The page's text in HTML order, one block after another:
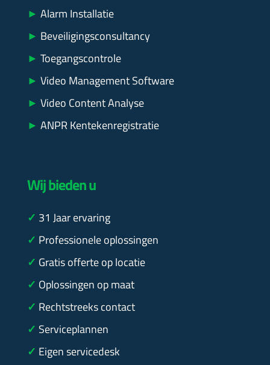
► Alarm Installatie
► Beveiligingsconsultancy
► Toegangscontrole
► Video Management Software
► Video Content Analyse
► ANPR Kentekenregistratie
Wij bieden u
✓ 31 Jaar ervaring
✓ Professionele oplossingen
✓ Gratis offerte op locatie
✓ Oplossingen op maat
✓ Rechtstreeks contact
✓ Serviceplannen
✓ Eigen servicedesk